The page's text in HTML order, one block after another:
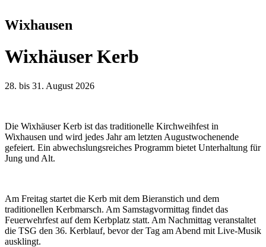
Wixhausen
Wixhäuser Kerb
28. bis 31. August 2026
Die Wixhäuser Kerb ist das traditionelle Kirchweihfest in
Wixhausen und wird jedes Jahr am letzten Augustwochenende
gefeiert. Ein abwechslungsreiches Programm bietet Unterhaltung für
Jung und Alt.
Am Freitag startet die Kerb mit dem Bieranstich und dem
traditionellen Kerbmarsch. Am Samstagvormittag findet das
Feuerwehrfest auf dem Kerbplatz statt. Am Nachmittag veranstaltet
die TSG den 36. Kerblauf, bevor der Tag am Abend mit Live-Musik
ausklingt.